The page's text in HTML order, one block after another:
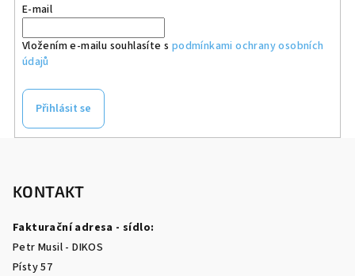
E-mail
Vložením e-mailu souhlasíte s podmínkami ochrany osobních
údajů
Přihlásit se
KONTAKT
Fakturační adresa - sídlo:
Petr Musil - DIKOS
Písty 57